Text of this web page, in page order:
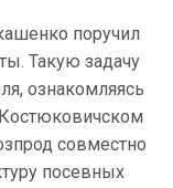
поручил
Такую задачу
ознакомляясь
совместно
посевных